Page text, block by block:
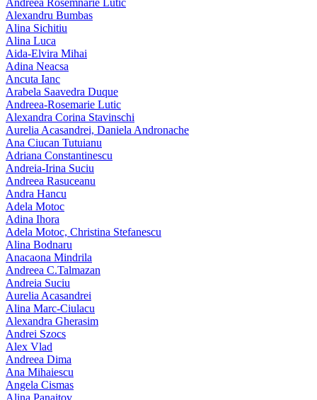
Alexandru Bumbas
Alina Sichitiu
Alina Luca
Aida-Elvira Mihai
Adina Neacsa
Ancuta Ianc
Arabela Saavedra Duque
Andreea-Rosemarie Lutic
Alexandra Corina Stavinschi
Aurelia Acasandrei, Daniela Andronache
Ana Ciucan Tutuianu
Adriana Constantinescu
Andreia-Irina Suciu
Andreea Rasuceanu
Andra Hancu
Adela Motoc
Adina Ihora
Adela Motoc, Christina Stefanescu
Alina Bodnaru
Anacaona Mindrila
Andreea C.Talmazan
Andreia Suciu
Aurelia Acasandrei
Alina Marc-Ciulacu
Alexandra Gherasim
Andrei Szocs
Alex Vlad
Andreea Dima
Ana Mihaiescu
Angela Cismas
Alina Panaitov